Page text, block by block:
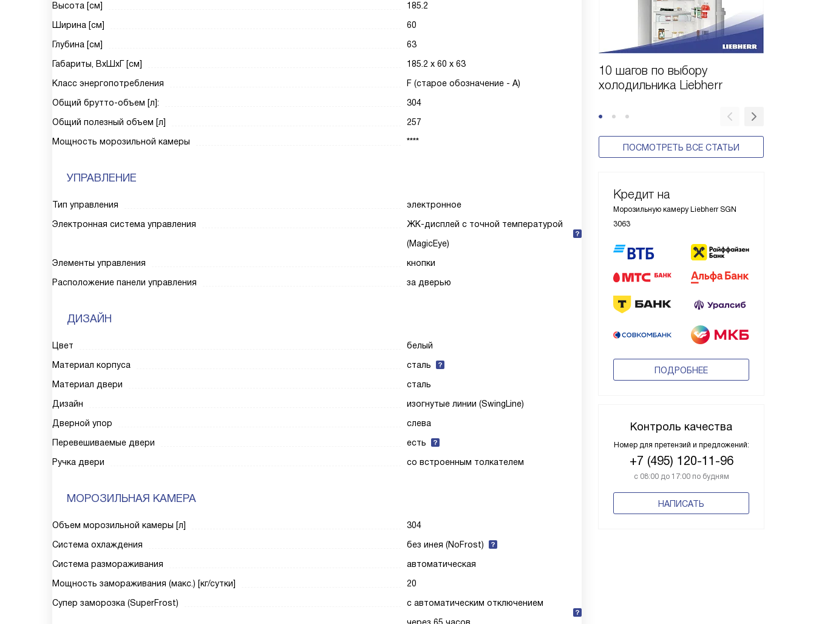
10 шагов по выбору
холодильника Liebherr
ПОСМОТРЕТЬ ВСЕ СТАТЬИ
Кредит на
Морозильную камеру Liebherr SGN
3063
ПОДРОБНЕЕ
Контроль качества
Номер для претензий и предложений:
+7 (495) 120-11-96
с 08:00 до 17:00 по будням
НАПИСАТЬ
Высота [см]
185.2
Ширина [см]
60
Глубина [см]
63
Габариты, ВxШxГ [см]
185.2 х 60 х 63
Класс энергопотребления
F (старое обозначение - A)
Общий брутто-объем [л]:
304
Общий полезный объем [л]
257
Мощность морозильной камеры
****
УПРАВЛЕНИЕ
Тип управления
электронное
Электронная система управления
ЖК-дисплей с точной температурой
(MagicEye)
Элементы управления
кнопки
Расположение панели управления
за дверью
ДИЗАЙН
Цвет
белый
Материал корпуса
сталь
Материал двери
сталь
Дизайн
изогнутые линии (SwingLine)
Дверной упор
слева
Перевешиваемые двери
есть
Ручка двери
со встроенным толкателем
МОРОЗИЛЬНАЯ КАМЕРА
Объем морозильной камеры [л]
304
Система охлаждения
без инея (NoFrost)
Система размораживания
автоматическая
Мощность замораживания (макс.) [кг/сутки]
20
Супер заморозка (SuperFrost)
с автоматическим отключением